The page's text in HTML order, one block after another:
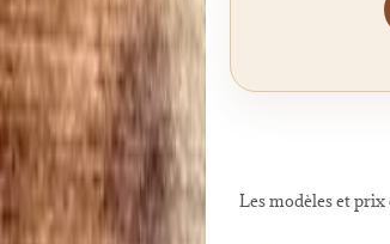
Les modèles et